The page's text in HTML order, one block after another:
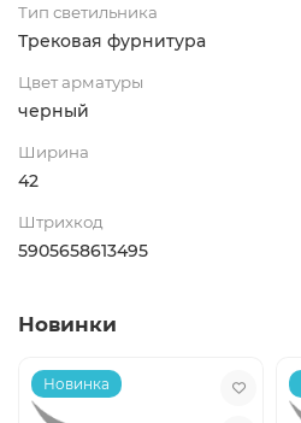
Тип светильника
Трековая фурнитура
Цвет арматуры
черный
Ширина
42
Штрихкод
5905658613495
Новинки
Новинка